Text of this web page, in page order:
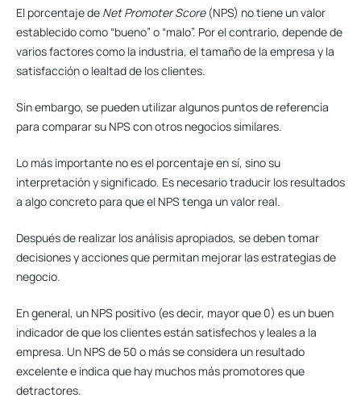
El porcentaje de Net Promoter Score(NPS) no tiene un valor
establecido como “bueno” o “malo”. Por el contrario, depende de
varios factores como la industria, el tamaño de la empresa y la
satisfacción o lealtad de los clientes.
Sin embargo, se pueden utilizar algunos puntos de referencia
para comparar su NPS con otros negocios similares.
Lo más importante no es el porcentaje en sí, sino su
interpretación y significado. Es necesario traducir los resultados
a algo concreto para que el NPS tenga un valor real.
Después de realizar los análisis apropiados, se deben tomar
decisiones y acciones que permitan mejorar las estrategias de
negocio.
En general, un NPS positivo (es decir, mayor que 0) es un buen
indicador de que los clientes están satisfechos y leales a la
empresa. Un NPS de 50 o más se considera un resultado
excelente e indica que hay muchos más promotores que
detractores.